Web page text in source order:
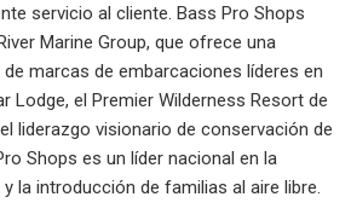
servicio al cliente. Bass Pro Shops
Marine Group, que ofrece una
marcas de embarcaciones líderes en
Lodge, el Premier Wilderness Resort de
liderazgo visionario de conservación de
Shops es un líder nacional en la
la introducción de familias al aire libre.